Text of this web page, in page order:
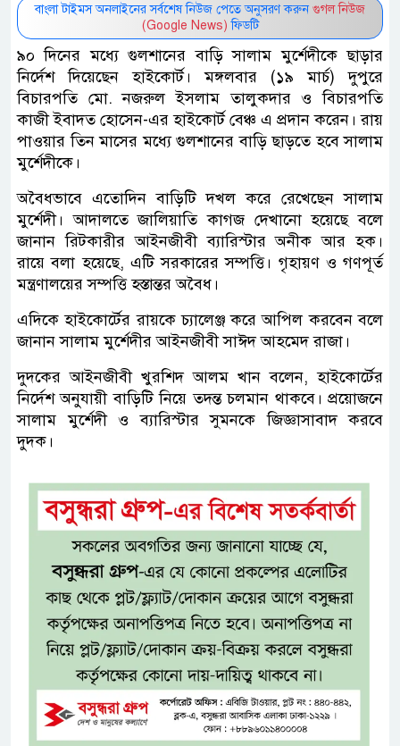
বাংলা টাইমস অনলাইনের সর্বশেষ নিউজ পেতে অনুসরণ করুন গুগল নিউজ
(Google News) ফিডটি
৯০ দিনের মধ্যে গুলশানের বাড়ি সালাম মুর্শেদীকে ছাড়ার
নির্দেশ দিয়েছেন হাইকোর্ট। মঙ্গলবার (১৯ মার্চ) দুপুরে
বিচারপতি মো. নজরুল ইসলাম তালুকদার ও বিচারপতি
কাজী ইবাদত হোসেন-এর হাইকোর্ট বেঞ্চ এ প্রদান করেন। রায়
পাওয়ার তিন মাসের মধ্যে গুলশানের বাড়ি ছাড়তে হবে সালাম
মুর্শেদীকে।
অবৈধভাবে এতোদিন বাড়িটি দখল করে রেখেছেন সালাম
মুর্শেদী। আদালতে জালিয়াতি কাগজ দেখানো হয়েছে বলে
জানান রিটকারীর আইনজীবী ব্যারিস্টার অনীক আর হক।
রায়ে বলা হয়েছে, এটি সরকারের সম্পত্তি। গৃহায়ণ ও গণপূর্ত
মন্ত্রণালয়ের সম্পত্তি হস্তান্তর অবৈধ।
এদিকে হাইকোর্টের রায়কে চ্যালেঞ্জ করে আপিল করবেন বলে
জানান সালাম মুর্শেদীর আইনজীবী সাঈদ আহমেদ রাজা।
দুদকের আইনজীবী খুরশিদ আলম খান বলেন, হাইকোর্টের
নির্দেশ অনুযায়ী বাড়িটি নিয়ে তদন্ত চলমান থাকবে। প্রয়োজনে
সালাম মুর্শেদী ও ব্যারিস্টার সুমনকে জিজ্ঞাসাবাদ করবে
দুদক।